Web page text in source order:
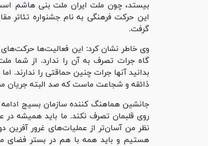
بیستد، چون ملت ایران ملت بنی هاشم
این حرکت فرهنگی به نام جشنواره تئاتر
گرفت.
وی خاطر نشان کرد: این فعالیت‌ها
گاه جرات تصرف به آن را ندارد. از شما
بدانید آنها جرات چنین حماقتی را
ذائقه و شجاعت ماست که صد البته جریان
جانشین هماهنگ کننده سازمان بسیج
روی قلبمان تصرف نکند. ما باید همیشه در
نظر من آسان‌تر از عملیات‌های غرور
هستیم و باید همه با هم در بستر فضای